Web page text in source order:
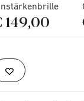
149,00